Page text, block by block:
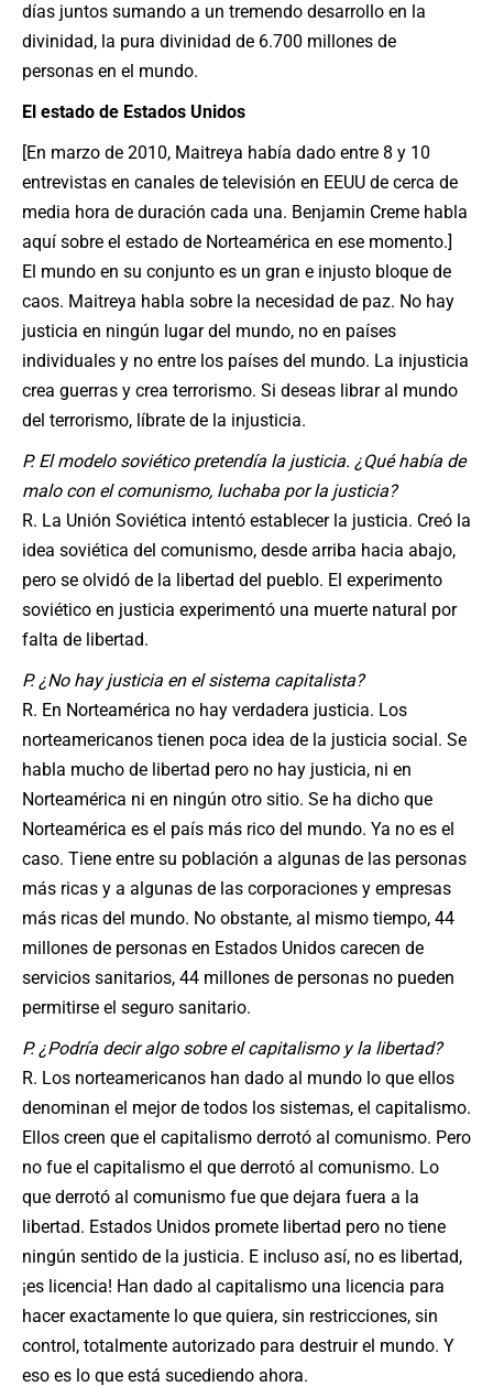
días juntos sumando a un tremendo desarrollo en la
divinidad, la pura divinidad de 6.700 millones de
personas en el mundo.
El estado de Estados Unidos
[En marzo de 2010, Maitreya había dado entre 8 y 10
entrevistas en canales de televisión en EEUU de cerca de
media hora de duración cada una. Benjamin Creme habla
aquí sobre el estado de Norteamérica en ese momento.]
El mundo en su conjunto es un gran e injusto bloque de
caos. Maitreya habla sobre la necesidad de paz. No hay
justicia en ningún lugar del mundo, no en países
individuales y no entre los países del mundo. La injusticia
crea guerras y crea terrorismo. Si deseas librar al mundo
del terrorismo, líbrate de la injusticia.
P. El modelo soviético pretendía la justicia. ¿Qué había de
malo con el comunismo, luchaba por la justicia?
R. La Unión Soviética intentó establecer la justicia. Creó la
idea soviética del comunismo, desde arriba hacia abajo,
pero se olvidó de la libertad del pueblo. El experimento
soviético en justicia experimentó una muerte natural por
falta de libertad.
P. ¿No hay justicia en el sistema capitalista?
R. En Norteamérica no hay verdadera justicia. Los
norteamericanos tienen poca idea de la justicia social. Se
habla mucho de libertad pero no hay justicia, ni en
Norteamérica ni en ningún otro sitio. Se ha dicho que
Norteamérica es el país más rico del mundo. Ya no es el
caso. Tiene entre su población a algunas de las personas
más ricas y a algunas de las corporaciones y empresas
más ricas del mundo. No obstante, al mismo tiempo, 44
millones de personas en Estados Unidos carecen de
servicios sanitarios, 44 millones de personas no pueden
permitirse el seguro sanitario.
P. ¿Podría decir algo sobre el capitalismo y la libertad?
R. Los norteamericanos han dado al mundo lo que ellos
denominan el mejor de todos los sistemas, el capitalismo.
Ellos creen que el capitalismo derrotó al comunismo. Pero
no fue el capitalismo el que derrotó al comunismo. Lo
que derrotó al comunismo fue que dejara fuera a la
libertad. Estados Unidos promete libertad pero no tiene
ningún sentido de la justicia. E incluso así, no es libertad,
¡es licencia! Han dado al capitalismo una licencia para
hacer exactamente lo que quiera, sin restricciones, sin
control, totalmente autorizado para destruir el mundo. Y
eso es lo que está sucediendo ahora.